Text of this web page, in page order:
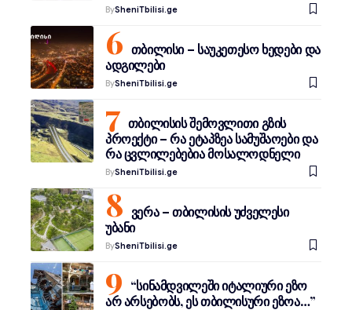
BySheniTbilisi.ge
თბილისი – საუკეთესო ხედები და
ადგილები
BySheniTbilisi.ge
თბილისის შემოვლითი გზის
პროექტი – რა ეტაპზეა სამუშაოები და
რა ცვლილებებია მოსალოდნელი
BySheniTbilisi.ge
ვერა – თბილისის უძველესი
უბანი
BySheniTbilisi.ge
“სინამდვილეში იტალიური ეზო
არ არსებობს, ეს თბილისური ეზოა…”